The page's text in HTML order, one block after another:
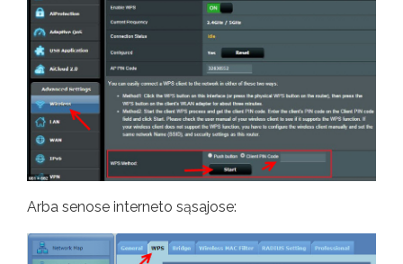
Arba senose interneto sąsajose: